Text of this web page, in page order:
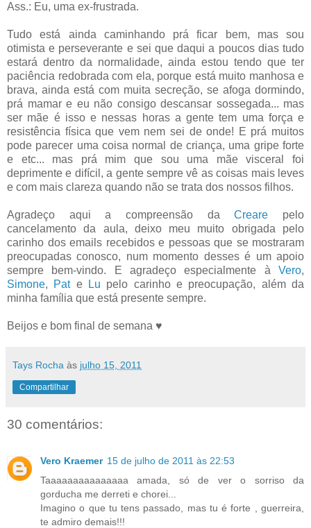
Ass.: Eu, uma ex-frustrada.
Tudo está ainda caminhando prá ficar bem, mas sou
otimista e perseverante e sei que daqui a poucos dias tudo
estará dentro da normalidade, ainda estou tendo que ter
paciência redobrada com ela, porque está muito manhosa e
brava, ainda está com muita secreção, se afoga dormindo,
prá mamar e eu não consigo descansar sossegada... mas
ser mãe é isso e nessas horas a gente tem uma força e
resistência física que vem nem sei de onde! E prá muitos
pode parecer uma coisa normal de criança, uma gripe forte
e etc... mas prá mim que sou uma mãe visceral foi
deprimente e difícil, a gente sempre vê as coisas mais leves
e com mais clareza quando não se trata dos nossos filhos.
Agradeço aqui a compreensão daCreare pelo
cancelamento da aula, deixo meu muito obrigada pelo
carinho dos emails recebidos e pessoas que se mostraram
preocupadas conosco, num momento desses é um apoio
sempre bem-vindo. E agradeço especialmente à Vero,
Simone, Pate Lu pelo carinho e preocupação, além da
minha família que está presente sempre.
Beijos e bom final de semana ♥
Tays Rocha às julho 15, 2011
Compartilhar
30 comentários:
Vero Kraemer 15 de julho de 2011 às 22:53
Taaaaaaaaaaaaaaa amada, só de ver o sorriso da
gorducha me derreti e chorei...
Imagino o que tu tens passado, mas tu é forte , guerreira,
te admiro demais!!!